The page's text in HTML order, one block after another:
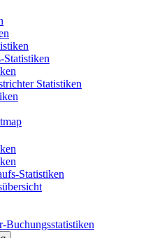
Statistiken
Statistiken
Statistiken
Buchungsstatistiken